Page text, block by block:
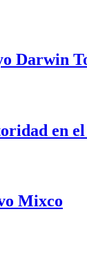
Darwin
en
Mixco